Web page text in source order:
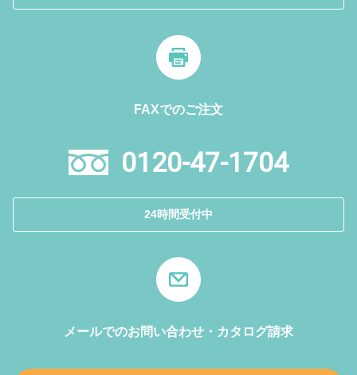
FAXでのご注文
0120-47-1704
24時間受付中
メールでのお問い合わせ・カタログ請求